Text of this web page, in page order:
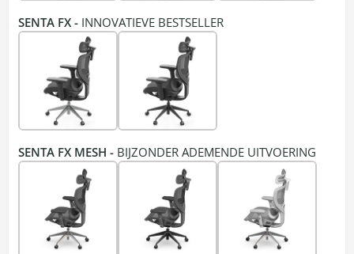
SENTA FX - INNOVATIEVE BESTSELLER
SENTA FX MESH - BIJZONDER ADEMENDE UITVOERING